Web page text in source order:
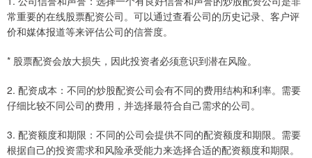
常重要的在线股票配资公司。可以通过查看公司的历史记录、客户评
价和媒体报道等来评估公司的信誉度。
* 股票配资会放大损失，因此投资者必须意识到潜在风险。
2. 配资成本：不同的炒股配资公司会有不同的费用结构和利率。需要
仔细比较不同公司的费用，并选择最符合自己需求的公司。
3. 配资额度和期限：不同的公司会提供不同的配资额度和期限。需要
根据自己的投资需求和风险承受能力来选择合适的配资额度和期限。